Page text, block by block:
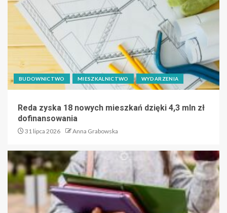
BUDOWNICTWO MIESZKALNICTWO WYDARZENIA
Reda zyska 18 nowych mieszkań dzięki 4,3 mln zł
dofinansowania
31 lipca 2026 Anna Grabowska